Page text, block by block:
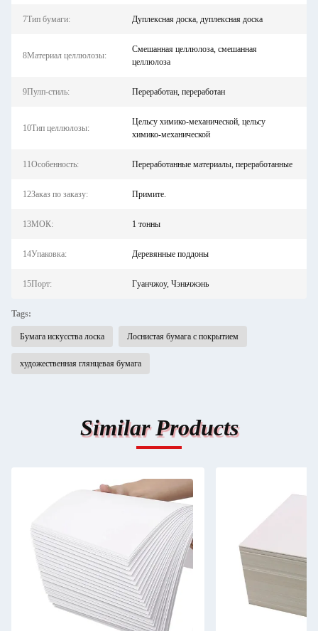
7Тип бумаги: Дуплексная доска, дуплексная доска
8Материал целлюлозы:
Смешанная целлюлоза, смешанная
целлюлоза
9Пулп-стиль: Переработан, переработан
10Тип целлюлозы:
Цельсу химико-механической, цельсу
химико-механической
11Особенность: Переработанные материалы, переработанные
12Заказ по заказу: Примите.
13МОК: 1 тонны
14Упаковка: Деревянные поддоны
15Порт: Гуанчжоу, Чэньчжэнь
Tags:
Бумага искусства лоска Лоснистая бумага с покрытием
художественная глянцевая бумага
Similar Products